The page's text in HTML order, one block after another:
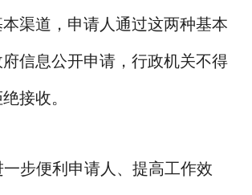
渠道，申请人通过这两种基本
信息公开申请，行政机关不得
接收。
步便利申请人、提高工作效